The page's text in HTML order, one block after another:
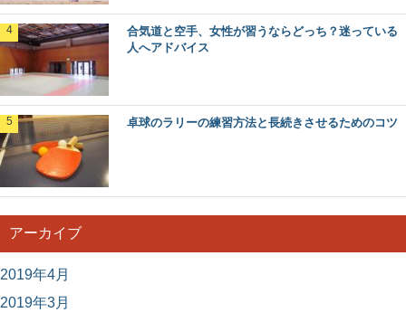
合気道と空手、女性が習うならどっち？迷っている
人へアドバイス
卓球のラリーの練習方法と長続きさせるためのコツ
アーカイブ
2019年4月
2019年3月